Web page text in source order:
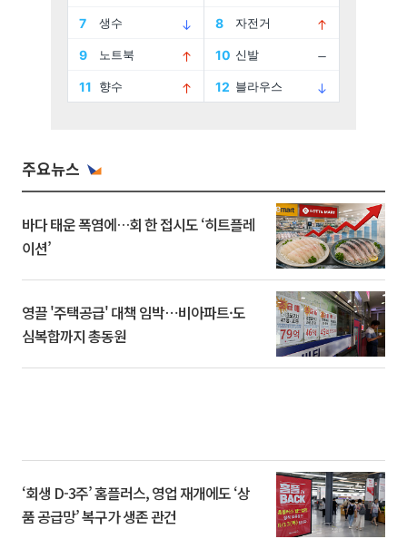
주요뉴스
바다 태운 폭염에…회 한 접시도 ‘히트플레
이션’
영끌 '주택공급' 대책 임박⋯비아파트·도
심복합까지 총동원
‘회생 D-3주’ 홈플러스, 영업 재개에도 ‘상
품 공급망’ 복구가 생존 관건